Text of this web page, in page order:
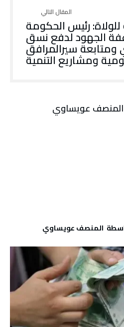
رئيس الحكومة
الجهود لدفع نسق
سيرالمرافق
ومشاريع التنمية
المنصف عويساوي
المنصف عويساوي